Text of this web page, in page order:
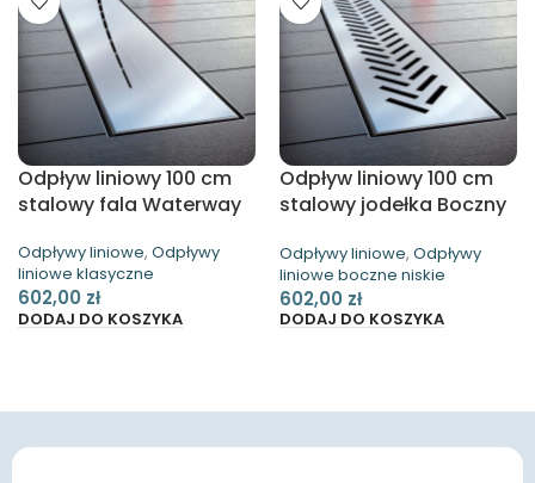
Odpływ liniowy 100 cm
stalowy fala Waterway
Odpływy liniowe, Odpływy
liniowe klasyczne
602,00 zł
DODAJ DO KOSZYKA
Odpływ liniowy 100 cm
stalowy jodełka Boczny
Odpływy liniowe, Odpływy
liniowe boczne niskie
602,00 zł
DODAJ DO KOSZYKA